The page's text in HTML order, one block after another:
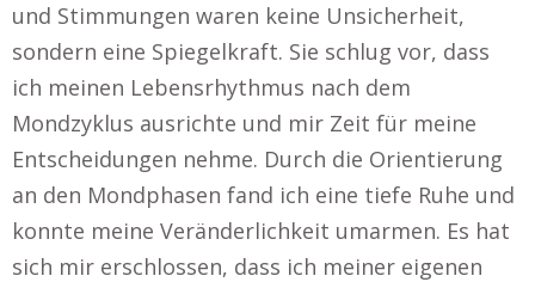
und Stimmungen waren keine Unsicherheit,
sondern eine Spiegelkraft. Sie schlug vor, dass
ich meinen Lebensrhythmus nach dem
Mondzyklus ausrichte und mir Zeit für meine
Entscheidungen nehme. Durch die Orientierung
an den Mondphasen fand ich eine tiefe Ruhe und
konnte meine Veränderlichkeit umarmen. Es hat
sich mir erschlossen, dass ich meiner eigenen